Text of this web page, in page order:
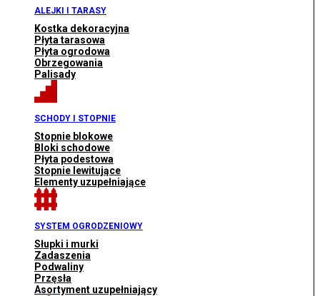
ALEJKI I TARASY
Kostka dekoracyjna
Płyta tarasowa
Płyta ogrodowa
Obrzegowania
Palisady
SCHODY I STOPNIE
Stopnie blokowe
Bloki schodowe
Płyta podestowa
Stopnie lewitujące
Elementy uzupełniające
SYSTEM OGRODZENIOWY
Słupki i murki
Zadaszenia
Podwaliny
Przęsła
Asortyment uzupełniający